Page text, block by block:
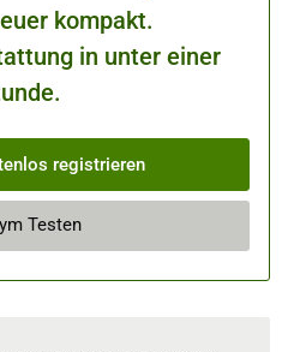
kompakt.
in unter einer
registrieren
Testen